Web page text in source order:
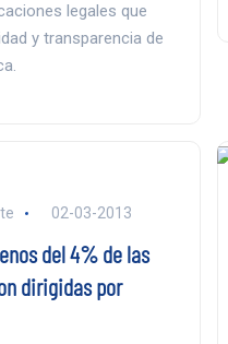
legales que
y transparencia de
02-03-2013
del 4% de las
dirigidas por